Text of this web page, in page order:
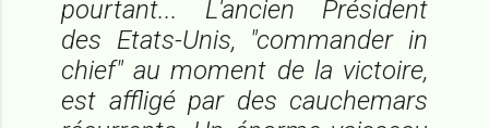
pourtant... L'ancien Président
des Etats-Unis, "commander in
chief" au moment de la victoire,
est affligé par des cauchemars